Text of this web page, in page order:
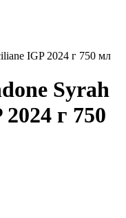
IGP 2024 г 750 мл
Syrah
г 750